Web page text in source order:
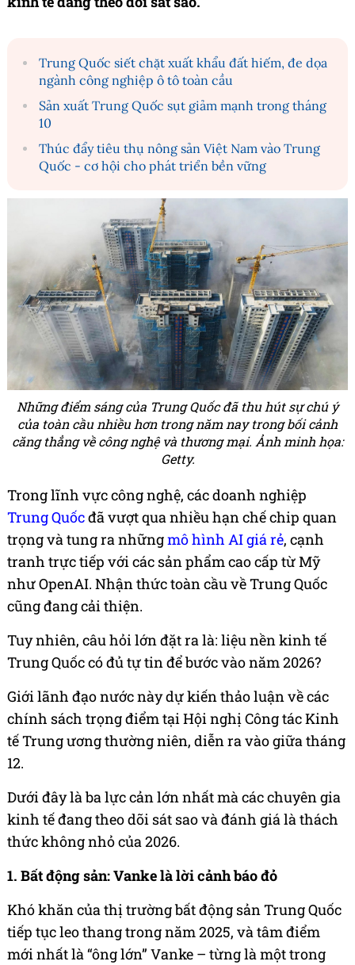
Trung Quốc siết chặt xuất khẩu đất hiếm, đe dọa
ngành công nghiệp ô tô toàn cầu
Sản xuất Trung Quốc sụt giảm mạnh trong tháng
10
Thúc đẩy tiêu thụ nông sản Việt Nam vào Trung
Quốc - cơ hội cho phát triển bền vững
Những điểm sáng của Trung Quốc đã thu hút sự chú ý
của toàn cầu nhiều hơn trong năm nay trong bối cảnh
căng thẳng về công nghệ và thương mại. Ảnh minh họa:
Getty.
Trong lĩnh vực công nghệ, các doanh nghiệp
Trung Quốcđã vượt qua nhiều hạn chế chip quan
trọng và tung ra nhữngmô hình AI giá rẻ, cạnh
tranh trực tiếp với các sản phẩm cao cấp từ Mỹ
như OpenAI. Nhận thức toàn cầu về Trung Quốc
cũng đang cải thiện.
Tuy nhiên, câu hỏi lớn đặt ra là: liệu nền kinh tế
Trung Quốc có đủ tự tin để bước vào năm 2026?
Giới lãnh đạo nước này dự kiến thảo luận về các
chính sách trọng điểm tại Hội nghị Công tác Kinh
tế Trung ương thường niên, diễn ra vào giữa tháng
12.
Dưới đây là ba lực cản lớn nhất mà các chuyên gia
kinh tế đang theo dõi sát sao và đánh giá là thách
thức không nhỏ của 2026.
1. Bất động sản: Vanke là lời cảnh báo đỏ
Khó khăn của thị trường bất động sản Trung Quốc
tiếp tục leo thang trong năm 2025, và tâm điểm
mới nhất là “ông lớn” Vanke – từng là một trong